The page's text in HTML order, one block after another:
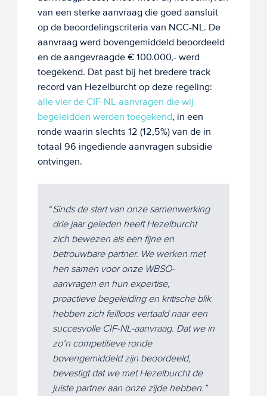
van een sterke aanvraag die goed aansluit
op de beoordelingscriteria van NCC-NL. De
aanvraag werd bovengemiddeld beoordeeld
en de aangevraagde € 100.000,- werd
toegekend. Dat past bij het bredere track
record van Hezelburcht op deze regeling:
alle vier de CIF-NL-aanvragen die wij
begeleidden werden toegekend, in een
ronde waarin slechts 12 (12,5%) van de in
totaal 96 ingediende aanvragen subsidie
ontvingen.
Sinds de start van onze samenwerking
drie jaar geleden heeft Hezelburcht
zich bewezen als een fijne en
betrouwbare partner. We werken met
hen samen voor onze WBSO-
aanvragen en hun expertise,
proactieve begeleiding en kritische blik
hebben zich feilloos vertaald naar een
succesvolle CIF-NL-aanvraag. Dat we in
zo’n competitieve ronde
bovengemiddeld zijn beoordeeld,
bevestigt dat we met Hezelburcht de
juiste partner aan onze zijde hebben.